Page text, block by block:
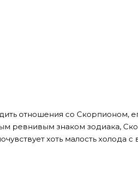
отношения со Скорпионом,
ревнивым знаком зодиака,
хоть малость холода